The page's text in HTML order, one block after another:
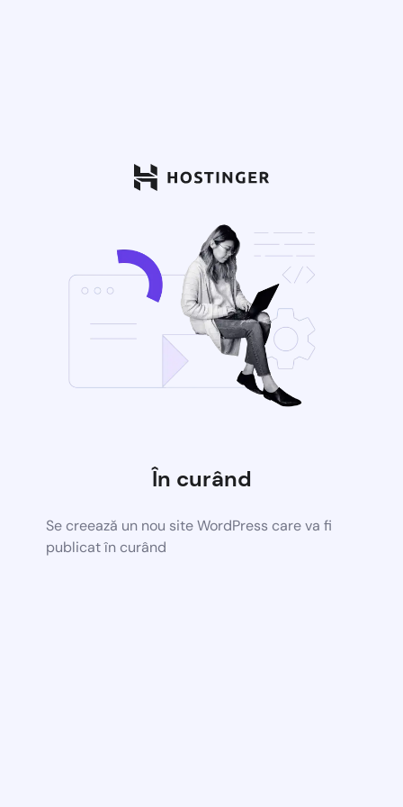
În curând
Se creează un nou site WordPress care va fi
publicat în curând